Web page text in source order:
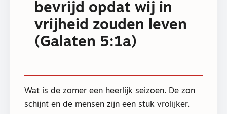
bevrijd opdat wij in
vrijheid zouden leven
(Galaten 5:1a)
Wat is de zomer een heerlijk seizoen. De zon
schijnt en de mensen zijn een stuk vrolijker.